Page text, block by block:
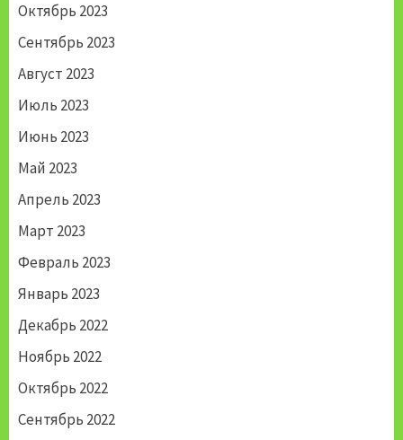
Октябрь 2023
Сентябрь 2023
Август 2023
Июль 2023
Июнь 2023
Май 2023
Апрель 2023
Март 2023
Февраль 2023
Январь 2023
Декабрь 2022
Ноябрь 2022
Октябрь 2022
Сентябрь 2022